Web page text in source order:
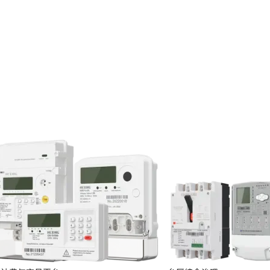
投资者关系
定期报告
临时公告
投资者保护
投资者互动